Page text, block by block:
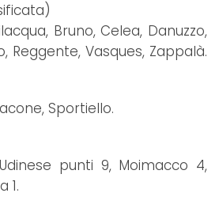
Bruno, Celea, Danuzzo,
Reggente, Vasques, Zappalà.
Sportiello.
punti 9, Moimacco 4,
1.